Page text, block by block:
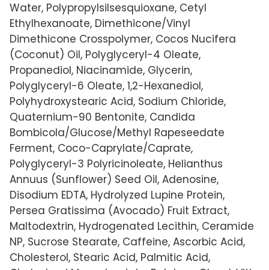
Water, Polypropylsilsesquioxane, Cetyl
Ethylhexanoate, Dimethicone/Vinyl
Dimethicone Crosspolymer, Cocos Nucifera
(Coconut) Oil, Polyglyceryl-4 Oleate,
Propanediol, Niacinamide, Glycerin,
Polyglyceryl-6 Oleate, 1,2-Hexanediol,
Polyhydroxystearic Acid, Sodium Chloride,
Quaternium-90 Bentonite, Candida
Bombicola/Glucose/Methyl Rapeseedate
Ferment, Coco-Caprylate/Caprate,
Polyglyceryl-3 Polyricinoleate, Helianthus
Annuus (Sunflower) Seed Oil, Adenosine,
Disodium EDTA, Hydrolyzed Lupine Protein,
Persea Gratissima (Avocado) Fruit Extract,
Maltodextrin, Hydrogenated Lecithin, Ceramide
NP, Sucrose Stearate, Caffeine, Ascorbic Acid,
Cholesterol, Stearic Acid, Palmitic Acid,